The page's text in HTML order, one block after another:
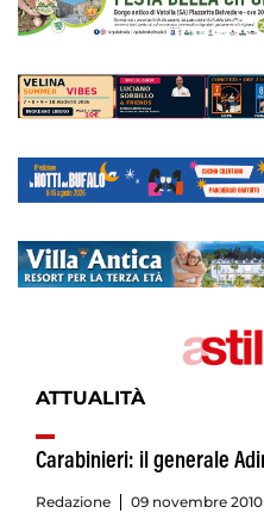
ATTUALITÀ
Carabinieri: il generale
Redazione 09 novembre 2010